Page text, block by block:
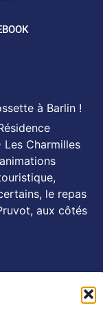
à Barlin !
Les Charmilles
le repas
aux côtés